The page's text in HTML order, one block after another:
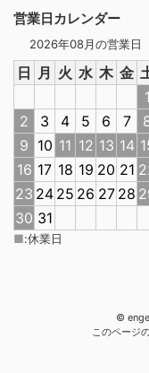
営業日カレンダー
2026年08月の営業日
日 月 火 水 木 金
1
2
3 4 5 6 7
9 10 11 12 13 14
16 17 18 19 20 21
23 24 25 26 27 28
30 31
■:休業日
©
このページ